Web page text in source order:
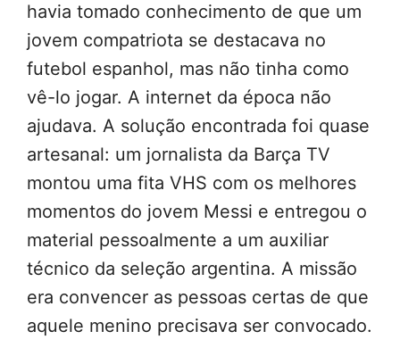
havia tomado conhecimento de que um
jovem compatriota se destacava no
futebol espanhol, mas não tinha como
vê-lo jogar. A internet da época não
ajudava. A solução encontrada foi quase
artesanal: um jornalista da Barça TV
montou uma fita VHS com os melhores
momentos do jovem Messi e entregou o
material pessoalmente a um auxiliar
técnico da seleção argentina. A missão
era convencer as pessoas certas de que
aquele menino precisava ser convocado.